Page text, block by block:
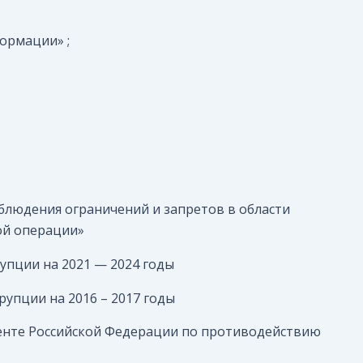
;
ограничений и запретов в области
операции»
на 2021 — 2024 годы
на 2016 – 2017 годы
Российской Федерации по противодействию